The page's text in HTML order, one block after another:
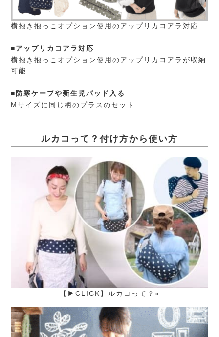
横抱き抱っこオプション使用のアップリカコアラ対応
■アップリカコアラ対応
横抱き抱っこオプション使用のアップリカコアラが収納
可能
■防寒ケープや新生児パッド入る
Mサイズに同じ柄のプラスのセット
ルカコって？付け方から使い方
【▶CLICK】ルカコって？»